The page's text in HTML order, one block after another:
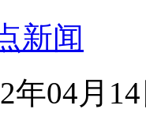
新闻
年04月